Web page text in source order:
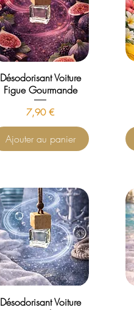
Désodorisant Voiture
Figue Gourmande
Prix
7,90 €
Ajouter au panier
Désodorisant Voiture